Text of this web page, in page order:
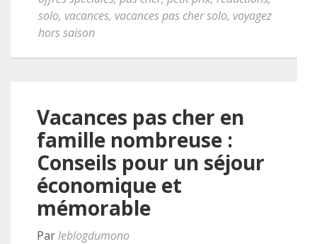
solo, vacances, vacances pas cher solo, voyagez
hors saison
Vacances pas cher en
famille nombreuse :
Conseils pour un séjour
économique et
mémorable
Parleblogdumono